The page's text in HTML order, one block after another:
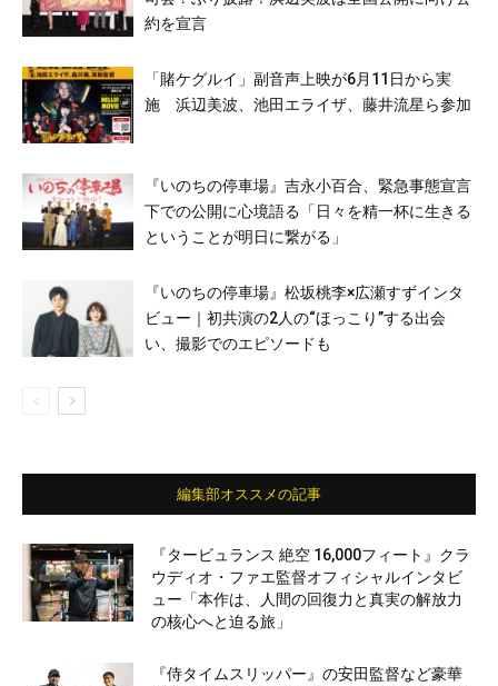
約を宣言
「賭ケグルイ」副音声上映が6月11日から実
施 浜辺美波、池田エライザ、藤井流星ら参加
『いのちの停車場』吉永小百合、緊急事態宣言
下での公開に心境語る「日々を精一杯に生きる
ということが明日に繋がる」
『いのちの停車場』松坂桃李×広瀬すずインタ
ビュー｜初共演の2人の“ほっこり”する出会
い、撮影でのエピソードも
編集部オススメの記事
『タービュランス 絶空 16,000フィート』クラ
ウディオ・ファエ監督オフィシャルインタビ
ュー「本作は、人間の回復力と真実の解放力
の核心へと迫る旅」
『侍タイムスリッパー』の安田監督など豪華